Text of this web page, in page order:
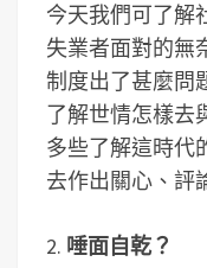
今天我們可了解
失業者面對的無
制度出了甚麼問
了解世情怎樣去
多些了解這時代
去作出關心、評
2. 唾面自乾？